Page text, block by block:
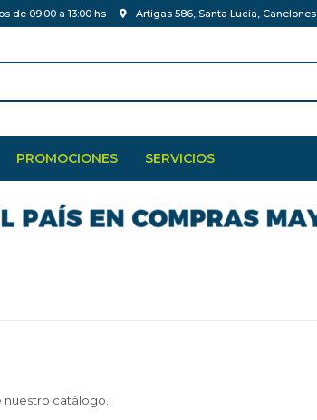
PROMOCIONES SERVICIOS
de 09:00 a 13:00 hs Artigas 586, Santa Lucia, Canelones
catálogo.